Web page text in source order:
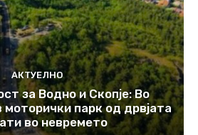
АКТУЕЛНО
за Водно и Скопје: Во
моторички парк од дрвјата
во невремето